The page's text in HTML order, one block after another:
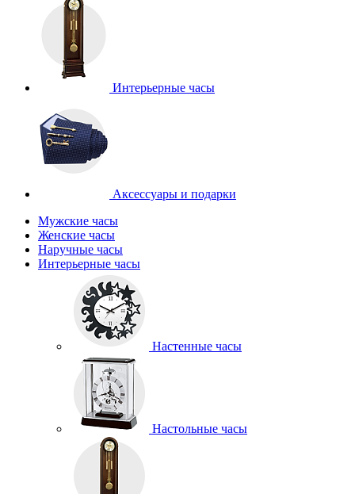
Интерьерные часы
Аксессуары и подарки
Мужские часы
Женские часы
Наручные часы
Интерьерные часы
Настенные часы
Настольные часы